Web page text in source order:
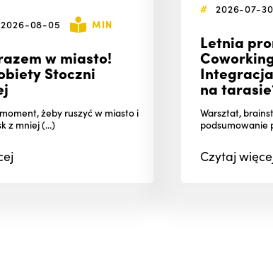
2026-08-05 MIN
w miasto!
Stoczni
żeby ruszyć w miasto i
z mniej (...)
# 2026-07-30
Letnia
na
Warsztat,
podsumowanie
Czytaj